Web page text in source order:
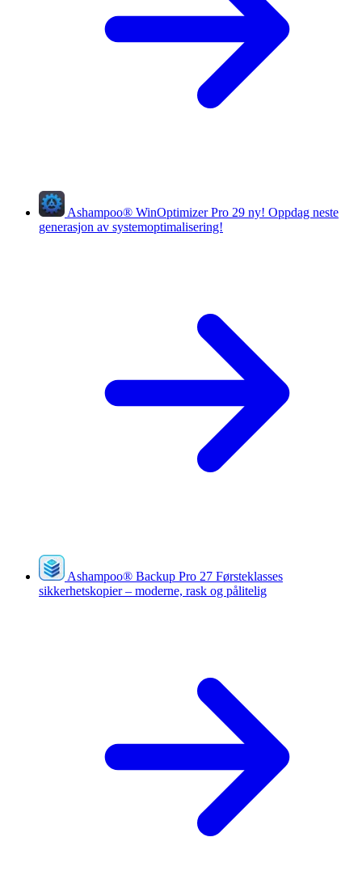
Ashampoo® WinOptimizer Pro 29 ny! Oppdag neste
generasjon av systemoptimalisering!
Ashampoo® Backup Pro 27 Førsteklasses
sikkerhetskopier – moderne, rask og pålitelig